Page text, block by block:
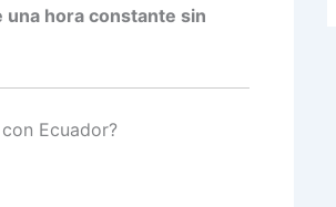
una hora constante sin
Ecuador?